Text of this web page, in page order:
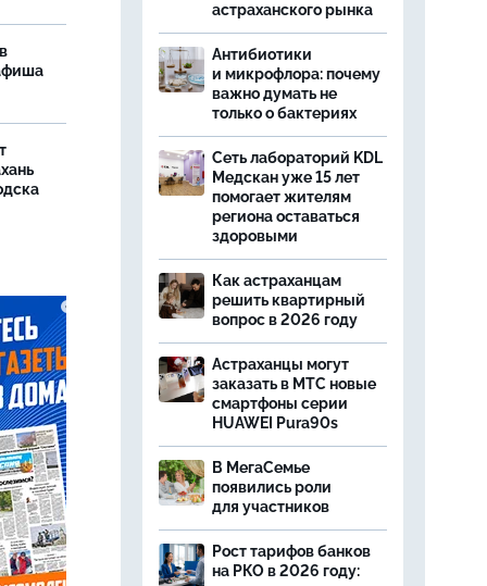
астраханского рынка
Антибиотики
и микрофлора: почему
важно думать не
только о бактериях
Сеть лабораторий KDL
Медскан уже 15 лет
помогает жителям
региона оставаться
здоровыми
Как астраханцам
решить квартирный
вопрос в 2026 году
Астраханцы могут
заказать в МТС новые
смартфоны серии
HUAWEI Pura90s
В МегаСемье
появились роли
для участников
Рост тарифов банков
на РКО в 2026 году: